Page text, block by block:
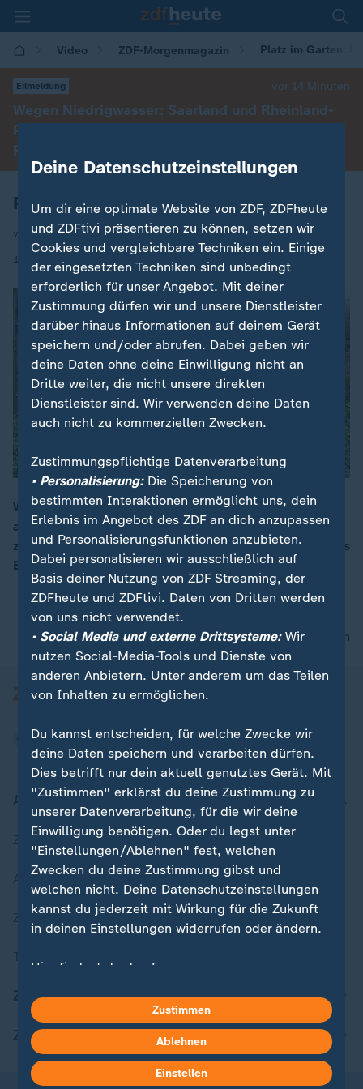
Video ZDF-Morgenmagazin Platz im Garten:
Eilmeldung vor 14 Minuten
Wegen Niedrigwasser: Saarland und Rheinland-
Pfalz heben als erste Bundesländer Lkw-
Feiertagsfahrverbot auf
Platz im Garten: Frühlingserwachen
von Sabine Platz
14.04.2025 | 05:30
00:16
Welche Frühlingsarbeiten sind im Garten nötig, damit
alles grünt und blüht? ZDF-Reporterin Sabine Platz ist
zu Gast auf dem Hofgut Tüschenbonnen und zeigt, was
Blumen, Kräuter und Gemüse jetzt brauchen.
nach oben
Aktuell bei ZDFheute
Zuletzt veröffentlicht
Aktuelle Sendungs-Videos
ZDFheute Stories
ZDFheute Update
ZDFheute Apps
Deine Datenschutzeinstellungen
Um dir eine optimale Website von ZDF, ZDFheute
und ZDFtivi präsentieren zu können, setzen wir
Cookies und vergleichbare Techniken ein. Einige
der eingesetzten Techniken sind unbedingt
erforderlich für unser Angebot. Mit deiner
Zustimmung dürfen wir und unsere Dienstleister
darüber hinaus Informationen auf deinem Gerät
speichern und/oder abrufen. Dabei geben wir
deine Daten ohne deine Einwilligung nicht an
Dritte weiter, die nicht unsere direkten
Dienstleister sind. Wir verwenden deine Daten
auch nicht zu kommerziellen Zwecken.
Zustimmungspflichtige Datenverarbeitung
• Personalisierung:Die Speicherung von
bestimmten Interaktionen ermöglicht uns, dein
Erlebnis im Angebot des ZDF an dich anzupassen
und Personalisierungsfunktionen anzubieten.
Dabei personalisieren wir ausschließlich auf
Basis deiner Nutzung von ZDF Streaming, der
ZDFheute und ZDFtivi. Daten von Dritten werden
von uns nicht verwendet.
• Social Media und externe Drittsysteme:Wir
nutzen Social-Media-Tools und Dienste von
anderen Anbietern. Unter anderem um das Teilen
von Inhalten zu ermöglichen.
Du kannst entscheiden, für welche Zwecke wir
deine Daten speichern und verarbeiten dürfen.
Dies betrifft nur dein aktuell genutztes Gerät. Mit
"Zustimmen" erklärst du deine Zustimmung zu
unserer Datenverarbeitung, für die wir deine
Einwilligung benötigen. Oder du legst unter
"Einstellungen/Ablehnen" fest, welchen
Zwecken du deine Zustimmung gibst und
welchen nicht. Deine Datenschutzeinstellungen
kannst du jederzeit mit Wirkung für die Zukunft
in deinen Einstellungen widerrufen oder ändern.
Hier findest du das Impressum.
Datenschutzerklärung.Zustimmen
Ablehnen
Einstellen